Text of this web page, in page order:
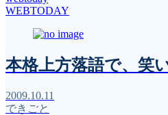
WEBTODAY
本格上方落語で、笑
2009.10.11
できごと